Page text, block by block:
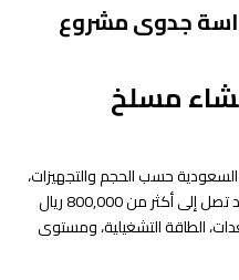
جدوى مشروع
مسلخ
حسب الحجم والتجهيزات،
وغالبًا تبدأ من حوالي 300,000 ريال وقد تصل إلى أكثر من 800,000 ريال
الطاقة التشغيلية، ومستوى